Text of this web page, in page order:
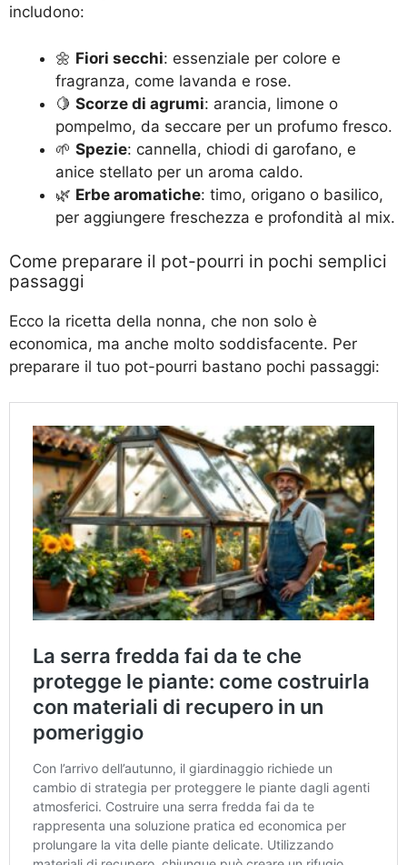
includono:
🌼 Fiori secchi: essenziale per colore e
fragranza, come lavanda e rose.
🍋 Scorze di agrumi: arancia, limone o
pompelmo, da seccare per un profumo fresco.
🌱 Spezie: cannella, chiodi di garofano, e
anice stellato per un aroma caldo.
🌿 Erbe aromatiche: timo, origano o basilico,
per aggiungere freschezza e profondità al mix.
Come preparare il pot-pourri in pochi semplici
passaggi
Ecco la ricetta della nonna, che non solo è
economica, ma anche molto soddisfacente. Per
preparare il tuo pot-pourri bastano pochi passaggi: